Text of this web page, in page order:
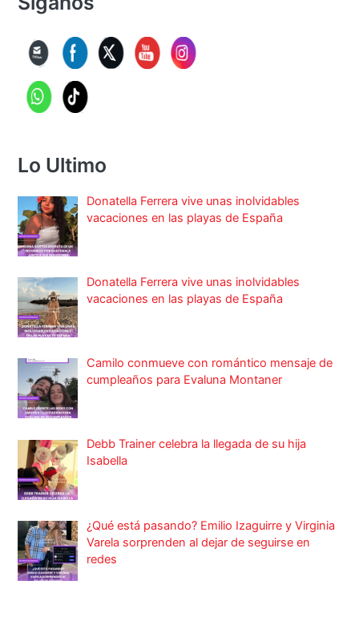
Lo Ultimo
Donatella Ferrera vive unas inolvidables
vacaciones en las playas de España
Donatella Ferrera vive unas inolvidables
vacaciones en las playas de España
Camilo conmueve con romántico mensaje de
cumpleaños para Evaluna Montaner
Debb Trainer celebra la llegada de su hija
Isabella
¿Qué está pasando? Emilio Izaguirre y Virginia
Varela sorprenden al dejar de seguirse en
redes